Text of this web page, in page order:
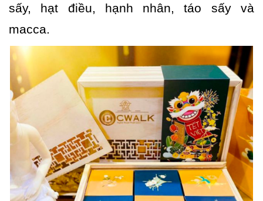
sấy, hạt điều, hạnh nhân, táo sấy và
macca.